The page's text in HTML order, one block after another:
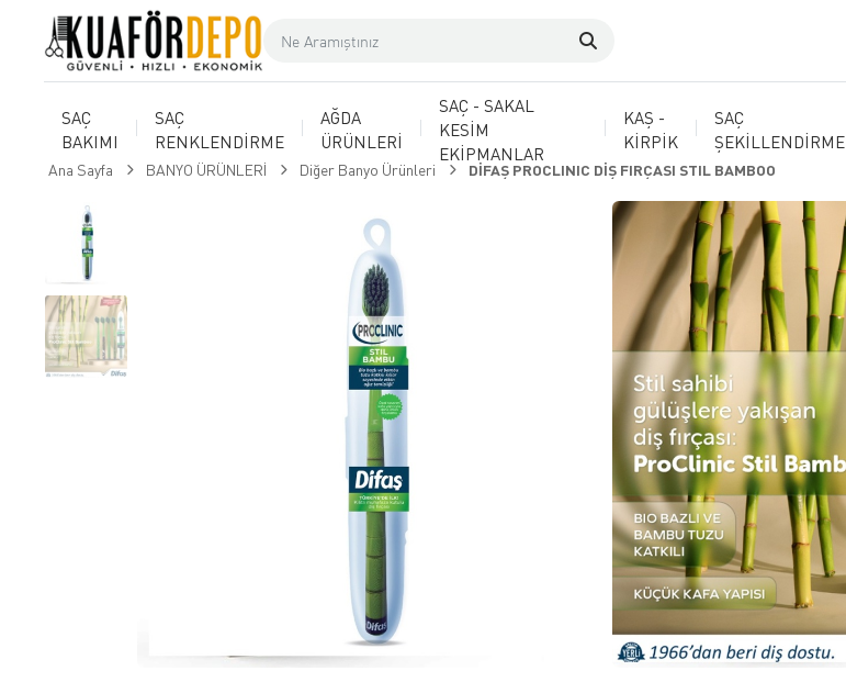
SAÇ
BAKIMI
SAÇ
RENKLENDİRME
AĞDA
ÜRÜNLERİ
SAÇ - SAKAL
KESİM
EKİPMANLAR
KAŞ -
KİRPİK
SAÇ
ŞEKİLLENDİRME
Ana Sayfa BANYO ÜRÜNLERİ Diğer Banyo Ürünleri DİFAŞ PROCLINIC DİŞ FIRÇASI STIL BAMBOO